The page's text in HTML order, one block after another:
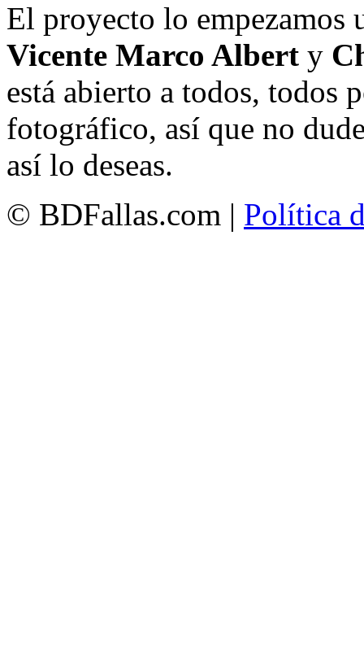
El proyecto lo empezamos
Vicente Marco Albert y
está abierto a todos, todos
fotográfico, así que no
así lo deseas.
© BDFallas.com | Política